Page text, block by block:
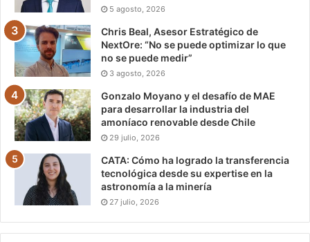
5 agosto, 2026
Chris Beal, Asesor Estratégico de
NextOre: “No se puede optimizar lo que
no se puede medir”
3 agosto, 2026
Gonzalo Moyano y el desafío de MAE
para desarrollar la industria del
amoníaco renovable desde Chile
29 julio, 2026
CATA: Cómo ha logrado la transferencia
tecnológica desde su expertise en la
astronomía a la minería
27 julio, 2026